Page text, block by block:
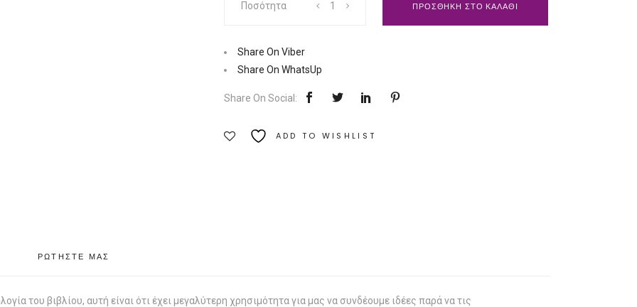
πού
οι
καλές
|
Πεδίο
Ποσότητα ΠΡΟΣΘΗΚΗ ΣΤΟ ΚΑΛΑΘΙ
Share On Viber
Share On WhatsUp
Share On Social:
ADD TO WISHLIST
ΡΩΤΗΣΤΕ ΜΑΣ
του βιβλίου, αυτή είναι ότι έχει μεγαλύτερη χρησιμότητα για μας να συνδέουμε ιδέες παρά να τις